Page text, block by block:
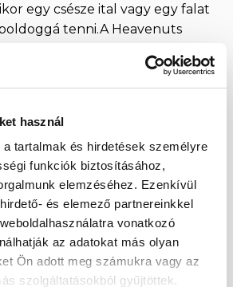
használ
tartalmak és hirdetések személyre
funkciók biztosításához,
elemzéséhez. Ezenkívül
és elemező partnereinkkel
vonatkozó
az adatokat más olyan
Ön adott meg számukra vagy az
szolgáltatásokból gyűjtöttek.
egy csésze ital vagy egy falat
tenni.A Heavenuts
illatos keverékek,
új szintre […]
→
Életmód
KINÁLATBAN „Palóc”
magyar sós